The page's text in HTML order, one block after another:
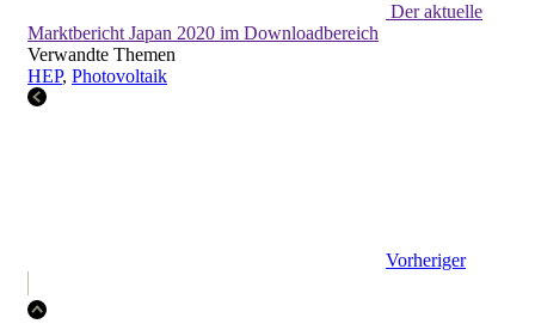
Der aktuelle
Marktbericht Japan 2020 im Downloadbereich
Verwandte Themen
HEP,Photovoltaik
Vorheriger